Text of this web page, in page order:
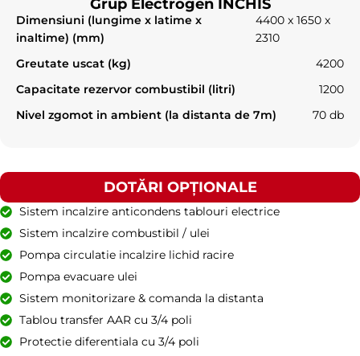
Grup Electrogen ÎNCHIS
Dimensiuni (lungime x latime x
inaltime) (mm)
4400 x 1650 x
2310
Greutate uscat (kg)
4200
Capacitate rezervor combustibil (litri)
1200
Nivel zgomot in ambient (la distanta de 7m)
70 db
DOTĂRI OPȚIONALE
Sistem incalzire anticondens tablouri electrice
Sistem incalzire combustibil / ulei
Pompa circulatie incalzire lichid racire
Pompa evacuare ulei
Sistem monitorizare & comanda la distanta
Tablou transfer AAR cu 3/4 poli
Protectie diferentiala cu 3/4 poli